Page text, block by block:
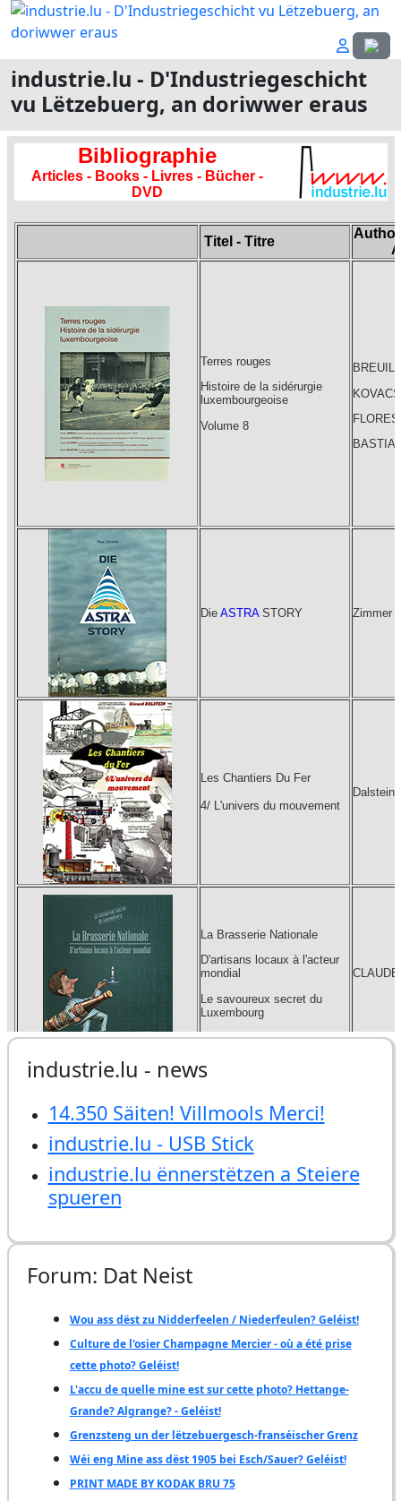
industrie.lu - D'Industriegeschicht
vu Lëtzebuerg, an doriwwer eraus
industrie.lu - news
14.350 Säiten! Villmools Merci!
industrie.lu - USB Stick
industrie.lu ënnerstëtzen a Steiere
spueren
Forum: Dat Neist
Wou ass dëst zu Nidderfeelen / Niederfeulen? Geléist!
Culture de l'osier Champagne Mercier - où a été prise
cette photo? Geléist!
L'accu de quelle mine est sur cette photo? Hettange-
Grande? Algrange? - Geléist!
Grenzsteng un der lëtzebuergesch-franséischer Grenz
Wéi eng Mine ass dëst 1905 bei Esch/Sauer? Geléist!
PRINT MADE BY KODAK BRU 75